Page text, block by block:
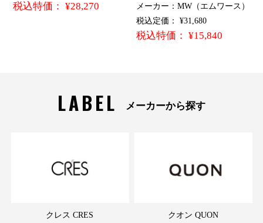
税込特価： ¥28,270
メーカー：MW（エムワース）
税込定価： ¥31,680
税込特価： ¥15,840
LABEL メーカーから探す
クレス CRES クオン QUON